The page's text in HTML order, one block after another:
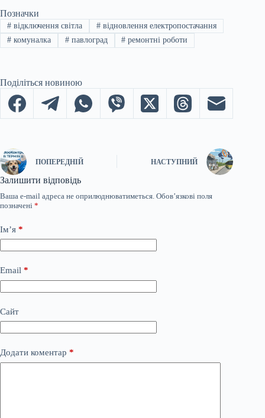
Позначки
#відключення світла #відновлення електропостачання
#комуналка #павлоград # ремонтні роботи
Поділіться новиною
ПОПЕРЕДНІЙ НАСТУПНИЙ
Залишити відповідь
Ваша e-mail адреса не оприлюднюватиметься. Обов’язкові поля
позначені *
Ім’я *
Email *
Сайт
Додати коментар *